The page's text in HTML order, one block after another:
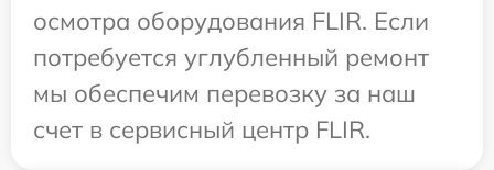
осмотра оборудования FLIR. Если
потребуется углубленный ремонт
мы обеспечим перевозку за наш
счет в сервисный центр FLIR.